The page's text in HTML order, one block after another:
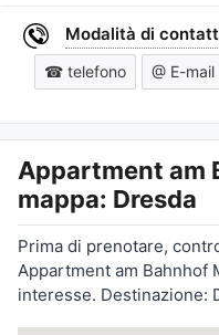
Modalità di
☎ telefono @ E-mail
Appartment am
mappa: Dresda
Prima di prenotare,
Appartment am Bahnhof
interesse. Destinazione: